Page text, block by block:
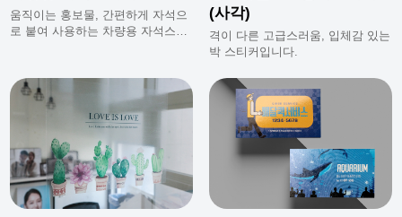
움직이는 홍보물, 간편하게 자석으
로 붙여 사용하는 차량용 자석스티
(사각)
격이 다른 고급스러움, 입체감 있는
박 스티커입니다.